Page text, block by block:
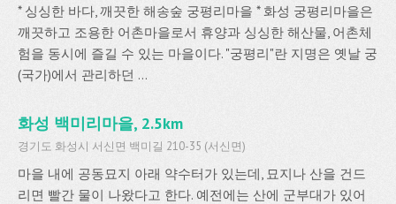
* 싱싱한 바다, 깨끗한 해송숲 궁평리마을 * 화성 궁평리마을은
깨끗하고 조용한 어촌마을로서 휴양과 싱싱한 해산물, 어촌체
험을 동시에 즐길 수 있는 마을이다. "궁평리"란 지명은 옛날 궁
(국가)에서 관리하던 ...
화성 백미리마을, 2.5km
경기도 화성시 서신면 백미길 210-35 (서신면)
마을 내에 공동묘지 아래 약수터가 있는데, 묘지나 산을 건드
리면 빨간 물이 나왔다고 한다. 예전에는 산에 군부대가 있어